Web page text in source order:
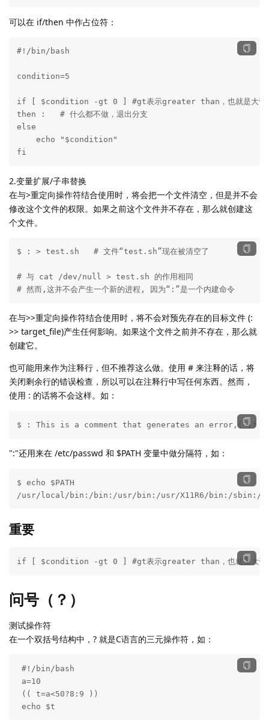
可以在 if/then 中作占位符：
#!/bin/bash
condition=5
if [ $condition -gt 0 ] #gt表示greater than，也就是大于，
then :   # 什么都不做，退出分支
else
    echo "$condition"
fi
2.变量扩展/子串替换
在与>重定向操作符结合使用时，将会把一个文件清空，但是并不会
修改这个文件的权限。如果之前这个文件并不存在，那么就创建这
个文件。
$ : > test.sh   # 文件“test.sh”现在被清空了
# 与 cat /dev/null > test.sh 的作用相同
# 然而,这并不会产生一个新的进程, 因为“:”是一个内建命令
在与>>重定向操作符结合使用时，将不会对预先存在的目标文件 (:
>> target_file)产生任何影响。如果这个文件之前并不存在，那么就
创建它。
也可能用来作为注释行，但不推荐这么做。使用 # 来注释的话，将
关闭剩余行的错误检查，所以可以在注释行中写任何东西。然而，
使用 : 的话将不会这样。如：
$ : This is a comment that generates an error,( if
":"还用来在 /etc/passwd 和 $PATH 变量中做分隔符，如：
$ echo $PATH
/usr/local/bin:/bin:/usr/bin:/usr/X11R6/bin:/sbin:/
重要
if [ $condition -gt 0 ] #gt表示greater than，也就是大于，
问号（？）
测试操作符
在一个双括号结构中，? 就是C语言的三元操作符，如：
#!/bin/bash
a=10
(( t=a<50?8:9 ))
echo $t